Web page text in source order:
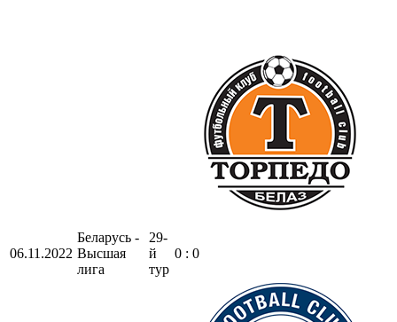
06.11.2022
Беларусь -
Высшая
лига
29-
й
тур
0 : 0